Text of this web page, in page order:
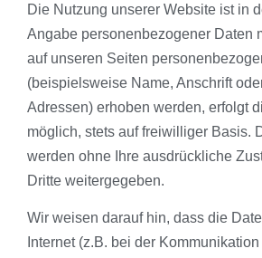
Die Nutzung unserer Website ist in
Angabe personenbezogener Daten
auf unseren Seiten
(beispielsweise Name, Anschrift
Adressen) erhoben werden, erfolgt
möglich, stets auf freiwilliger Basis.
werden ohne Ihre ausdrückliche
Dritte weitergegeben.
Wir weisen darauf hin, dass die
Internet (z.B. bei der